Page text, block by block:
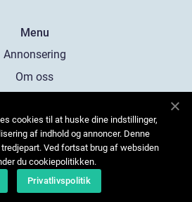
Menu
Annonsering
Om oss
Kontakta oss
Sitemap
cookies til at huske dine indstillinger,
af indhold og annoncer. Denne
Ved fortsat brug af websiden
du cookiepolitikken.
Privatlivspolitik